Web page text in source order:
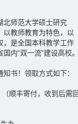
北师范大学硕士研究
以教师教育为特色，以
，是全国本科教学工作
内“双一流”建设高校
书！领取方式如下：
顺丰寄付，收到后需